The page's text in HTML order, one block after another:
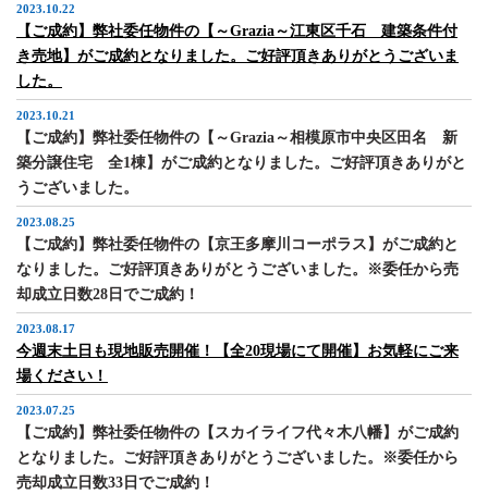
2023.10.22
【ご成約】弊社委任物件の【～Grazia～江東区千石 建築条件付
き売地】がご成約となりました。ご好評頂きありがとうございま
した。
2023.10.21
【ご成約】弊社委任物件の【～Grazia～相模原市中央区田名 新
築分譲住宅 全1棟】がご成約となりました。ご好評頂きありがと
うございました。
2023.08.25
【ご成約】弊社委任物件の【京王多摩川コーポラス】がご成約と
なりました。ご好評頂きありがとうございました。※委任から売
却成立日数28日でご成約！
2023.08.17
今週末土日も現地販売開催！【全20現場にて開催】お気軽にご来
場ください！
2023.07.25
【ご成約】弊社委任物件の【スカイライフ代々木八幡】がご成約
となりました。ご好評頂きありがとうございました。※委任から
売却成立日数33日でご成約！